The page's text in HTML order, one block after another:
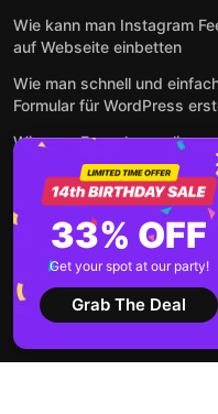
Wie kann man Instagram
auf Webseite einbetten
Wie man schnell und
Formular für WordPress
Wie man Formulare online
kostenlos auf jeder Website
einbettet
So betten Sie Google-
Bewertungen kostenlos auf
einer Website ein
Alle Beiträge anzeigen
33% OFF
Get your spot at our party!
Grab The Deal